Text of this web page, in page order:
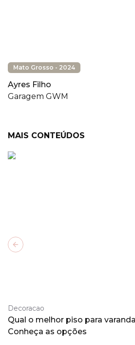
Mato Grosso - 2024
Ayres Filho
Garagem GWM
MAIS CONTEÚDOS
Decoracao
Qual o melhor piso para
Conheça as opções
Previous slide